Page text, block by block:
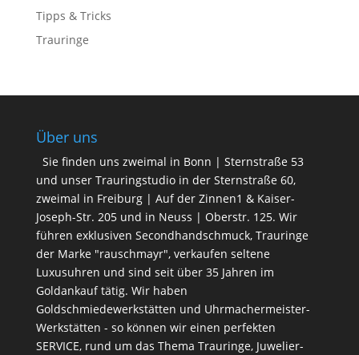
Tipps & Tricks
Trauringe
Über uns
Sie finden uns zweimal in Bonn | Sternstraße 53
und unser Trauringstudio in der Sternstraße 60,
zweimal in Freiburg | Auf der Zinnen1 & Kaiser-
Joseph-Str. 205 und in Neuss | Oberstr. 125. Wir
führen exklusiven Secondhandschmuck, Trauringe
der Marke "rauschmayr", verkaufen seltene
Luxusuhren und sind seit über 35 Jahren im
Goldankauf tätig. Wir haben
Goldschmiedewerkstätten und Uhrmachermeister-
Werkstätten - so können wir einen perfekten
SERVICE, rund um das Thema Trauringe, Juwelier-